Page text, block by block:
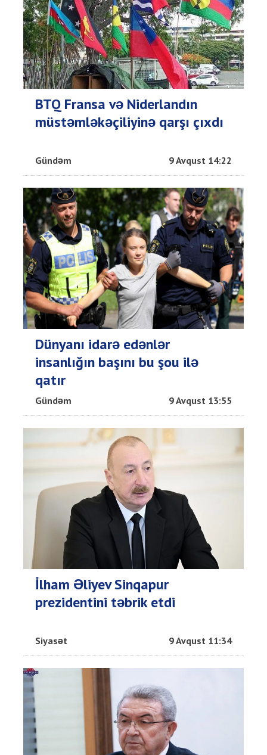
BTQ Fransa və Niderlandın
müstəmləkəçiliyinə qarşı çıxdı
Gündəm 9 Avqust 14:22
Dünyanı idarə edənlər
insanlığın başını bu şou ilə
qatır
Gündəm 9 Avqust 13:55
İlham Əliyev Sinqapur
prezidentini təbrik etdi
Siyasət 9 Avqust 11:34